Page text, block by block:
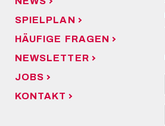
SPIELPLAN
HÄUFIGE FRAGEN
NEWSLETTER
JOBS
KONTAKT